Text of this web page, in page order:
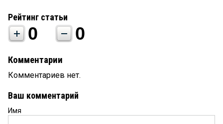
Рейтинг статьи
0 0
Комментарии
Комментариев нет.
Ваш комментарий
Имя